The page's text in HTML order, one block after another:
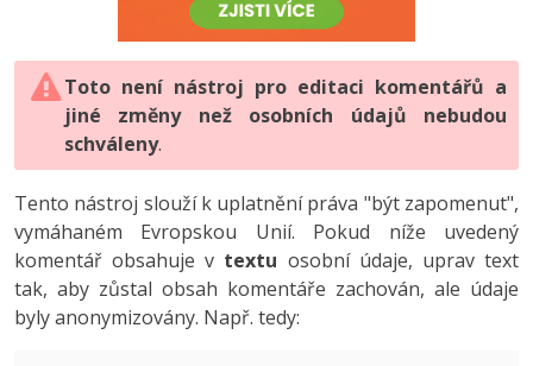
HTML5, CSS3, Bootstrap, SEO
SQL a databáze
Testování a verzování
UML a návrhové vzory
React
Spring
PHP
JavaScript
Python
HTML / CSS
UML a návrhové vzory
MySQL/MariaDB
Vývojář mobilních aplikací
C# Game developer
Tester
Systémový administrátor
-80%
JavaScript -80%
PHP -80%
Swift -80%
Kotlin -80%
Digitální gramotnost
Marketing
WordPress
SEO
UX
Business
Photoshop -80%
Adobe Illustrator -80%
Adobe Lightroom
Adobe XD
Adobe InDesign -25%
Adobe After Effects
Toto není nástroj pro editaci komentářů a
jiné změny než osobních údajů nebudou
schváleny.
Tento nástroj slouží k uplatnění práva "být zapomenut",
vymáhaném Evropskou Unií. Pokud níže uvedený
komentář obsahuje v textu osobní údaje, uprav text
tak, aby zůstal obsah komentáře zachován, ale údaje
byly anonymizovány. Např. tedy: